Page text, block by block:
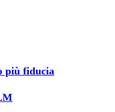
più fiducia